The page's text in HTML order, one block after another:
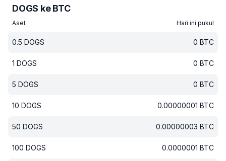
DOGS ke BTC
Aset Hari ini pukul
0.5 DOGS 0 BTC
1 DOGS 0 BTC
5 DOGS 0 BTC
10 DOGS 0.00000001 BTC
50 DOGS 0.00000003 BTC
100 DOGS 0.0000001 BTC